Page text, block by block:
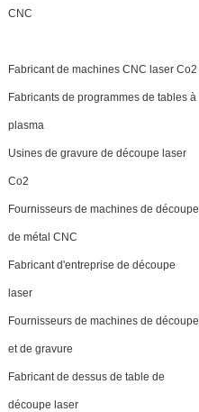
CNC
Fabricant de machines CNC laser Co2
Fabricants de programmes de tables à
plasma
Usines de gravure de découpe laser
Co2
Fournisseurs de machines de découpe
de métal CNC
Fabricant d'entreprise de découpe
laser
Fournisseurs de machines de découpe
et de gravure
Fabricant de dessus de table de
découpe laser